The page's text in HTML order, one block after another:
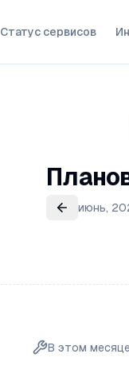
Статус сервисов
июнь,
В этом